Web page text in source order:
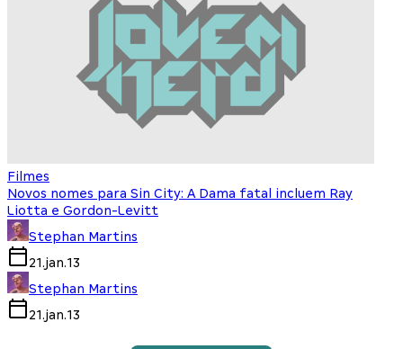
Filmes
Novos nomes para Sin City: A Dama fatal incluem Ray
Liotta e Gordon-Levitt
Stephan Martins
21.jan.13
Stephan Martins
21.jan.13